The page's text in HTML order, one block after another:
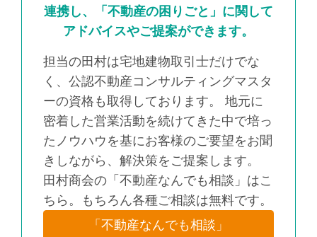
連携し、「不動産の困りごと」に関して
アドバイスやご提案ができます。
担当の田村は宅地建物取引士だけでな
く、公認不動産コンサルティングマスタ
ーの資格も取得しております。 地元に
密着した営業活動を続けてきた中で培っ
たノウハウを基にお客様のご要望をお聞
きしながら、解決策をご提案します。
田村商会の「不動産なんでも相談」はこ
ちら。もちろん各種ご相談は無料です。
「不動産なんでも相談」